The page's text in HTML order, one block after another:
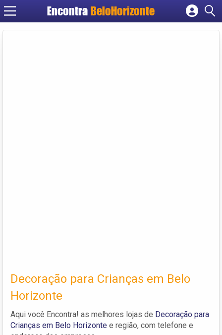
Encontra BeloHorizonte
Cadastrar empresa
Decoração para Crianças em Belo
Horizonte
Aqui você Encontra! as melhores lojas de Decoração para
Crianças em Belo Horizonte e região, com telefone e